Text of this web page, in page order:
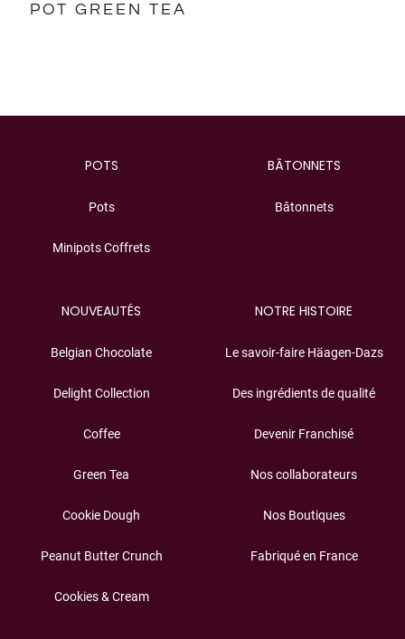
POT GREEN TEA
POTS
Pots
Minipots Coffrets
BÂTONNETS
Bâtonnets
NOUVEAUTÉS
Belgian Chocolate
Delight Collection
Coffee
Green Tea
Cookie Dough
Peanut Butter Crunch
Cookies & Cream
NOTRE HISTOIRE
Le savoir-faire Häagen-Dazs
Des ingrédients de qualité
Devenir Franchisé
Nos collaborateurs
Nos Boutiques
Fabriqué en France